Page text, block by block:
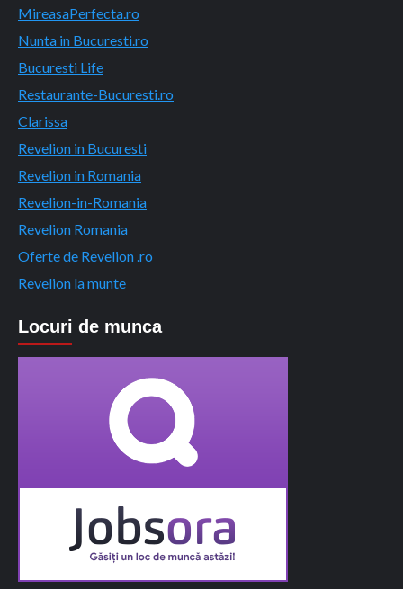
MireasaPerfecta.ro
Nunta in Bucuresti.ro
Bucuresti Life
Restaurante-Bucuresti.ro
Clarissa
Revelion in Bucuresti
Revelion in Romania
Revelion-in-Romania
Revelion Romania
Oferte de Revelion .ro
Revelion la munte
Locuri de munca